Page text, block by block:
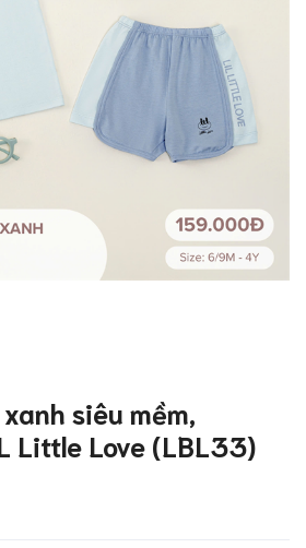
siêu mềm,
Little Love (LBL33)